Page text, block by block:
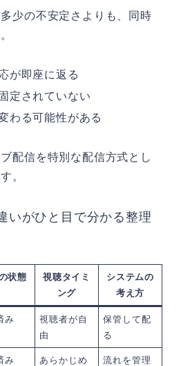
少の不安定さよりも、同時
が即座に返る
定されていない
わる可能性がある
配信を特別な配信方式とし
。
いがひと目で分かる整理
状態
視聴タイミ
ング
システムの
考え方
み
視聴者が自
由
保管して配
る
み
あらかじめ
流れを管理